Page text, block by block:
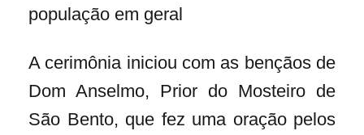
população em geral
A cerimônia iniciou com as bençãos de
Dom Anselmo, Prior do Mosteiro de
São Bento, que fez uma oração pelos